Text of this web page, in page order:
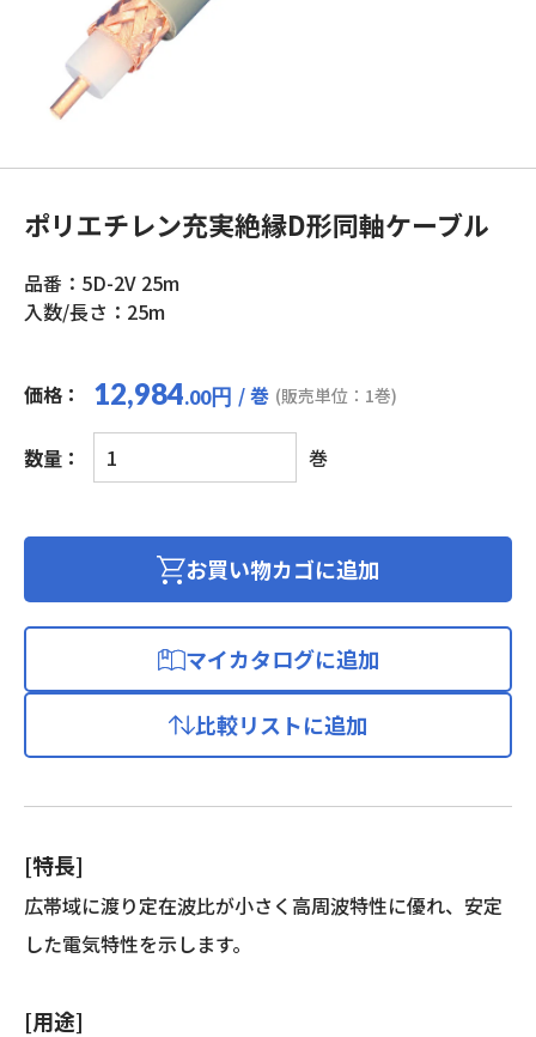
ポリエチレン充実絶縁D形同軸ケーブル
品番：5D-2V 25m
入数/長さ：25m
価格： 12,984.00円 / 巻 (販売単位：1巻)
数量：
ポ
リ
チ
縁
形
ー
ブ
ル
個
巻
お買い物カゴに追加
マイカタログに追加
比較リストに追加
[特長]
広帯域に渡り定在波比が小さく高周波特性に優れ、安定
した電気特性を示します。
[用途]